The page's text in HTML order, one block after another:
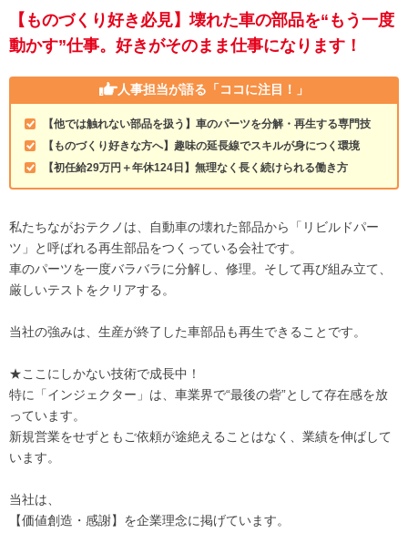
【ものづくり好き必見】壊れた車の部品を“もう一度
動かす”仕事。好きがそのまま仕事になります！
人事担当が語る 「ココに注目！」
【他では触れない部品を扱う】車のパーツを分解・再生する専門技
【ものづくり好きな方へ】趣味の延長線でスキルが身につく環境
【初任給29万円＋年休124日】無理なく長く続けられる働き方
私たちながおテクノは、自動車の壊れた部品から「リビルドパー
ツ」と呼ばれる再生部品をつくっている会社です。
車のパーツを一度バラバラに分解し、修理。そして再び組み立て、
厳しいテストをクリアする。
当社の強みは、生産が終了した車部品も再生できることです。
★ここにしかない技術で成長中！
特に「インジェクター」は、車業界で“最後の砦”として存在感を放
っています。
新規営業をせずともご依頼が途絶えることはなく、業績を伸ばして
います。
当社は、
【価値創造・感謝】を企業理念に掲げています。